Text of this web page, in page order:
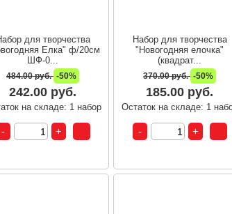
для творчества
Елка" ф/20см
ШФ-0...
484.00 руб. -50%
242.00 руб.
на складе: 1 набор
Набор для творчества
"Новогодняя елочка"
(квадрат...
370.00 руб. -50%
185.00 руб.
Остаток на складе: 1